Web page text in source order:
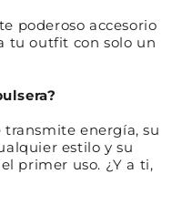
poderoso accesorio
tu outfit con solo un
energía, su
estilo y su
primer uso. ¿Y a ti,